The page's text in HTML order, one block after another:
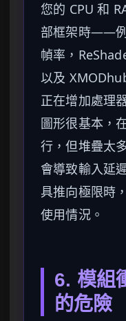
您的 CPU 和
部框架時——
幀率，
以及
正在增加處理
圖形很基本，
行，但堆疊太
會導致輸入延
具推向極限時
使用情況。
6. 模組
的危險